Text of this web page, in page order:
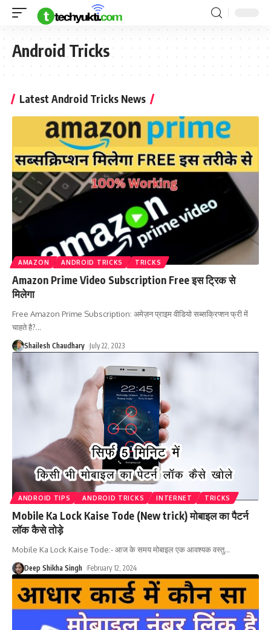
Android Tricks
Latest Android Tricks News
AMAZON ANDROID TRICKS TRICKS
Amazon Prime Video Subscription Free इस ट्रिक से
मिलेगा
Free Amazon Prime Subscription: अमेज़न प्राइम वीडियो सब्सक्रिप्शन फ्री में
चाहते है?…
Shailesh Chaudhary July 22, 2023
ANDROID TIPS ANDROID TRICKS INTERNET TRICKS
Mobile Ka Lock Kaise Tode (New trick) मोबाइल का पैटर्न
लॉक कैसे तोड़े
Mobile Ka Lock Kaise Tode:- आज के समय मोबाइल एक आवश्यक वस्तु…
Deep Shikha Singh February 12, 2024